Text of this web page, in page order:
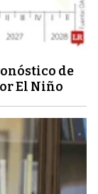
de
El Niño